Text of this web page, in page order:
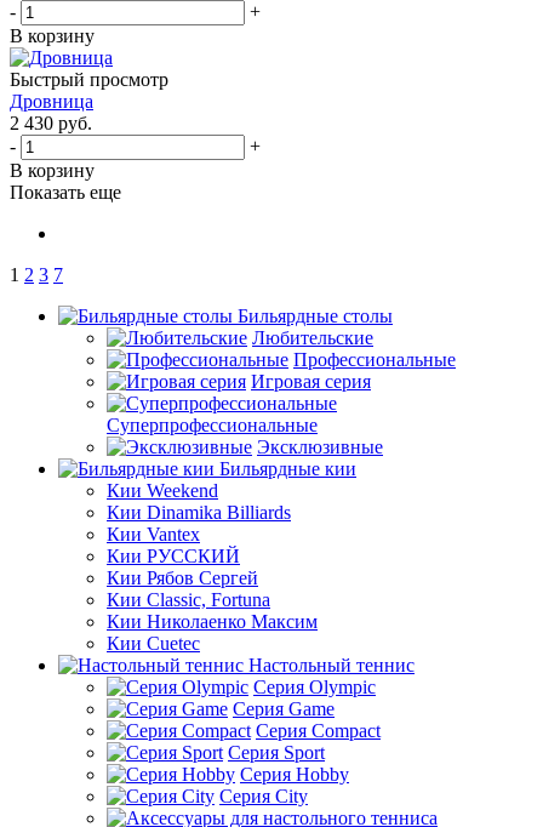
-
+
В корзину
Быстрый просмотр
Дровница
2 430 руб.
-
+
В корзину
Показать еще
1 2 3 7
Бильярдные столы
Любительские
Профессиональные
Игровая серия
Суперпрофессиональные
Эксклюзивные
Бильярдные кии
Кии Weekend
Кии Dinamika Billiards
Кии Vantex
Кии РУССКИЙ
Кии Рябов Сергей
Кии Classic, Fortuna
Кии Николаенко Максим
Кии Cuetec
Настольный теннис
Серия Olympic
Серия Game
Серия Compact
Серия Sport
Серия Hobby
Серия City